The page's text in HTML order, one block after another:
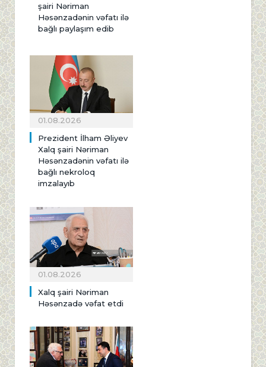
şairi Nəriman
Həsənzadənin vəfatı ilə
bağlı paylaşım edib
01.08.2026
Prezident İlham Əliyev
Xalq şairi Nəriman
Həsənzadənin vəfatı ilə
bağlı nekroloq
imzalayıb
01.08.2026
Xalq şairi Nəriman
Həsənzadə vəfat etdi